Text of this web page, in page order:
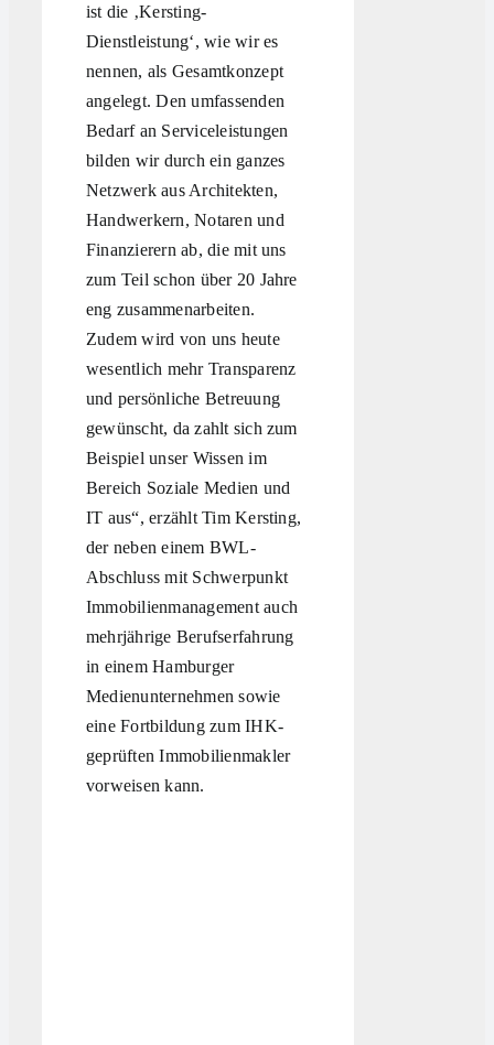
ist die ‚Kersting-
Dienstleistung‘, wie wir es
nennen, als Gesamtkonzept
angelegt. Den umfassenden
Bedarf an Serviceleistungen
bilden wir durch ein ganzes
Netzwerk aus Architekten,
Handwerkern, Notaren und
Finanzierern ab, die mit uns
zum Teil schon über 20 Jahre
eng zusammenarbeiten.
Zudem wird von uns heute
wesentlich mehr Transparenz
und persönliche Betreuung
gewünscht, da zahlt sich zum
Beispiel unser Wissen im
Bereich Soziale Medien und
IT aus“, erzählt Tim Kersting,
der neben einem BWL-
Abschluss mit Schwerpunkt
Immobilienmanagement auch
mehrjährige Berufserfahrung
in einem Hamburger
Medienunternehmen sowie
eine Fortbildung zum IHK-
geprüften Immobilienmakler
vorweisen kann.